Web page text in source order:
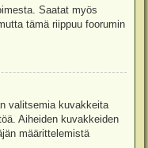
Saatat myös
tämä riippuu foorumin
valitsemia kuvakkeita
Aiheiden kuvakkeiden
määrittelemistä